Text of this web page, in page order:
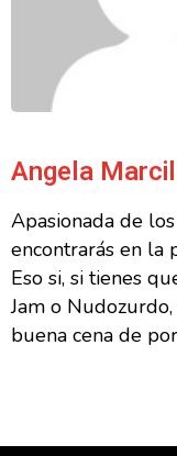
Angela
Apasionada de
encontrarás en la
Eso si, si tienes
Jam o
buena cena de